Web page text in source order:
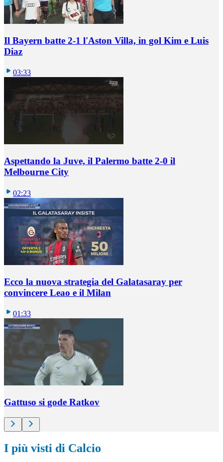
Il Bayern batte 2-1 l'Aston Villa, in gol Kim e Luis
Diaz
03:33
Aspettando la Juve, il Palermo batte 2-0 il
Melbourne City
02:23
Ecco la nuova strategia del Galatasaray per
convincere Leao e il Milan
01:33
Gattuso si gode Ratkov
I più visti di Calcio